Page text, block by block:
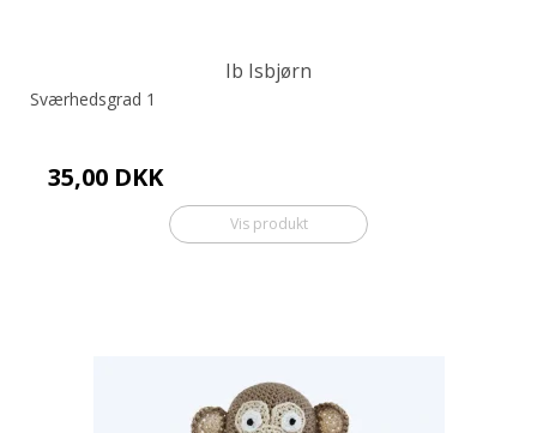
Ib Isbjørn
Sværhedsgrad 1
35,00 DKK
Vis produkt